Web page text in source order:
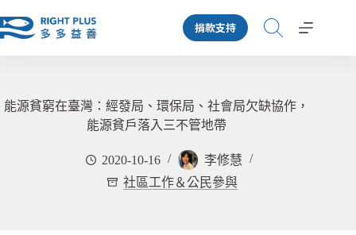
至
容
捐款支持
能源貧窮在臺灣：經發局、環保局、社會局欠缺協作，
能源貧戶落入三不管地帶
2020-10-16
李修慧
社區工作＆公民參與